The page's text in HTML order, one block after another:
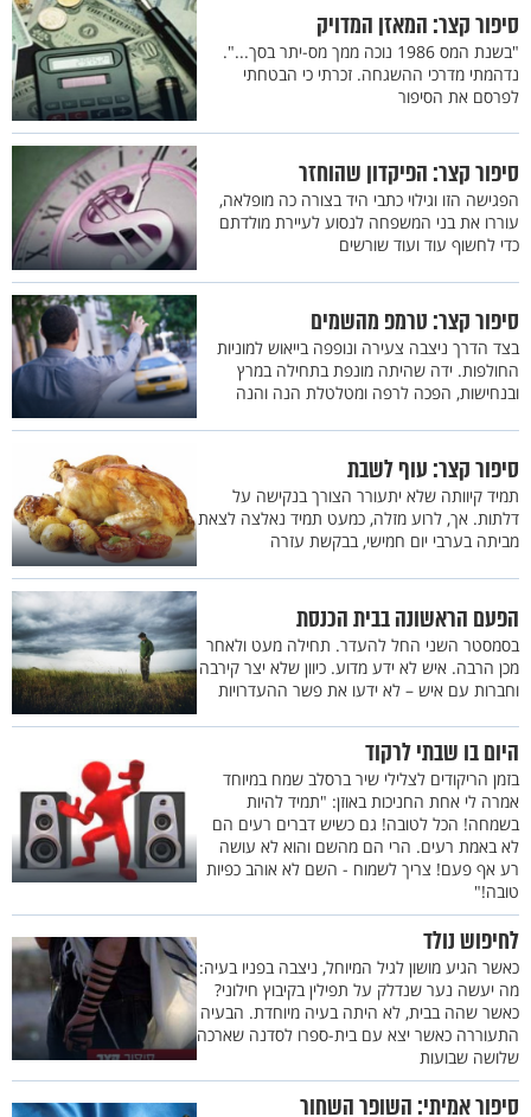
סיפור קצר: המאזן המדויק
"בשנת המס 1986 נוכה ממך מס-יתר בסך...".
נדהמתי מדרכי ההשגחה. זכרתי כי הבטחתי
לפרסם את הסיפור
סיפור קצר: הפיקדון שהוחזר
הפגישה הזו וגילוי כתבי היד בצורה כה מופלאה,
עוררו את בני המשפחה לנסוע לעיירת מולדתם
כדי לחשוף עוד ועוד שורשים
סיפור קצר: טרמפ מהשמים
בצד הדרך ניצבה צעירה ונופפה בייאוש למוניות
החולפות. ידה שהיתה מונפת בתחילה במרץ
ובנחישות, הפכה לרפה ומטלטלת הנה והנה
סיפור קצר: עוף לשבת
תמיד קיוותה שלא יתעורר הצורך בנקישה על
דלתות. אך, לרוע מזלה, כמעט תמיד נאלצה לצאת
מביתה בערבי יום חמישי, בבקשת עזרה
הפעם הראשונה בבית הכנסת
בסמסטר השני החל להעדר. תחילה מעט ולאחר
מכן הרבה. איש לא ידע מדוע. כיוון שלא יצר קירבה
וחברות עם איש – לא ידעו את פשר ההעדרויות
היום בו שבתי לרקוד
בזמן הריקודים לצלילי שיר ברסלב שמח במיוחד
אמרה לי אחת החניכות באוזן: "תמיד להיות
בשמחה! הכל לטובה! גם כשיש דברים רעים הם
לא באמת רעים. הרי הם מהשם והוא לא עושה
רע אף פעם! צריך לשמוח - השם לא אוהב כפיות
טובה!"
לחיפוש נולד
כאשר הגיע מושון לגיל המיוחל, ניצבה בפניו בעיה:
מה יעשה נער שנדלק על תפילין בקיבוץ חילוני?
כאשר שהה בבית, לא היתה בעיה מיוחדת. הבעיה
התעוררה כאשר יצא עם בית-ספרו לסדנה שארכה
שלושה שבועות
סיפור אמיתי: השופר השחור